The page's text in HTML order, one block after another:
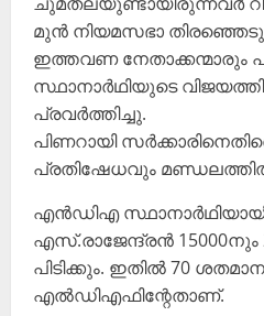
മുൻ നിയമസഭാ
ഇത്തവണ നേതാക്കന്മാരും
സ്ഥാനാർഥിയുടെ
പ്രവർത്തിച്ചു.
പിണറായി
പ്രതിഷേധവും
എൻഡിഎ സ്ഥാനാർഥിയായി
എസ്.രാജേന്ദ്രൻ 15000നും
പിടിക്കും. ഇതിൽ 70
എൽഡിഎഫിന്റേതാണ്.